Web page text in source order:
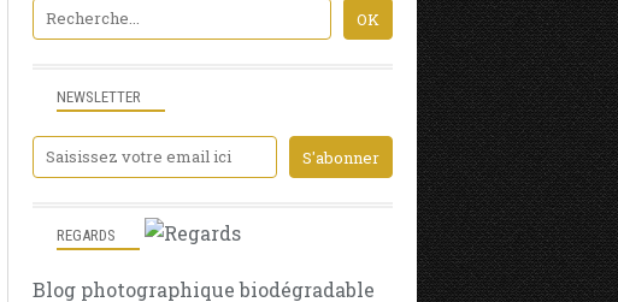
NEWSLETTER
REGARDS
Blog photographique biodégradable